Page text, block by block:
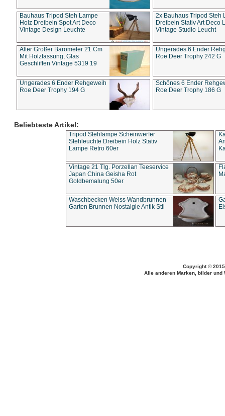
Bauhaus Tripod Steh Lampe
Holz Dreibein Spot Art Deco
Vintage Design Leuchte
2x Bauhaus Tripod Steh
Dreibein Stativ Art Deco
Vintage Studio Leucht
Alter Großer Barometer 21 Cm
Mit Holzfassung, Glas
Geschliffen Vintage 5319 19
Ungerades 6 Ender
Roe Deer Trophy 242 G
Ungerades 6 Ender Rehgeweih
Roe Deer Trophy 194 G
Schönes 6 Ender
Roe Deer Trophy 186 G
Beliebteste Artikel:
Tripod Stehlampe Scheinwerfer
Stehleuchte Dreibein Holz Stativ
Lampe Retro 60er
Vintage 21 Tlg. Porzellan Teeservice
Japan China Geisha Rot
Goldbemalung 50er
Waschbecken Weiss Wandbrunnen
Garten Brunnen Nostalgie Antik Stil
Copyright ©
Alle anderen Marken, bilder und